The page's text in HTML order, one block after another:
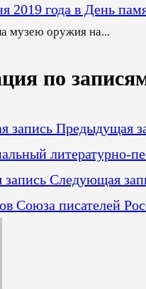
2019 года в День
музею оружия на...
по
запись Предыдущая
литературно-
Следующая
Союза писателей